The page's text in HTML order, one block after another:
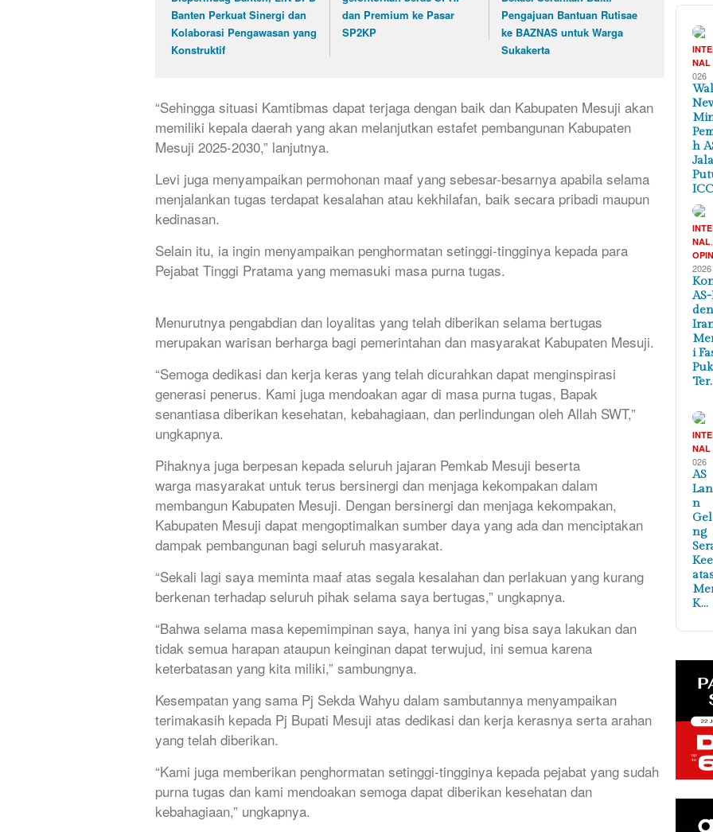
Banten Perkuat Sinergi dan
Kolaborasi Pengawasan yang
Konstruktif
dan Premium ke Pasar
SP2KP
Pengajuan Bantuan Rutisae
ke BAZNAS untuk Warga
Sukakerta
“Sehingga situasi Kamtibmas dapat terjaga dengan baik dan Kabupaten Mesuji akan
memiliki kepala daerah yang akan melanjutkan estafet pembangunan Kabupaten
Mesuji 2025-2030,” lanjutnya.
Levi juga menyampaikan permohonan maaf yang sebesar-besarnya apabila selama
menjalankan tugas terdapat kesalahan atau kekhilafan, baik secara pribadi maupun
kedinasan.
Selain itu, ia ingin menyampaikan penghormatan setinggi-tingginya kepada para
Pejabat Tinggi Pratama yang memasuki masa purna tugas.
Menurutnya pengabdian dan loyalitas yang telah diberikan selama bertugas
merupakan warisan berharga bagi pemerintahan dan masyarakat Kabupaten Mesuji.
“Semoga dedikasi dan kerja keras yang telah dicurahkan dapat menginspirasi
generasi penerus. Kami juga mendoakan agar di masa purna tugas, Bapak
senantiasa diberikan kesehatan, kebahagiaan, dan perlindungan oleh Allah SWT,”
ungkapnya.
Pihaknya juga berpesan kepada seluruh jajaran Pemkab Mesuji beserta
warga masyarakat untuk terus bersinergi dan menjaga kekompakan dalam
membangun Kabupaten Mesuji. Dengan bersinergi dan menjaga kekompakan,
Kabupaten Mesuji dapat mengoptimalkan sumber daya yang ada dan menciptakan
dampak pembangunan bagi seluruh masyarakat.
“Sekali lagi saya meminta maaf atas segala kesalahan dan perlakuan yang kurang
berkenan terhadap seluruh pihak selama saya bertugas,” ungkapnya.
“Bahwa selama masa kepemimpinan saya, hanya ini yang bisa saya lakukan dan
tidak semua harapan ataupun keinginan dapat terwujud, ini semua karena
keterbatasan yang kita miliki,” sambungnya.
Kesempatan yang sama Pj Sekda Wahyu dalam sambutannya menyampaikan
terimakasih kepada Pj Bupati Mesuji atas dedikasi dan kerja kerasnya serta arahan
yang telah diberikan.
“Kami juga memberikan penghormatan setinggi-tingginya kepada pejabat yang sudah
purna tugas dan kami mendoakan semoga dapat diberikan kesehatan dan
kebahagiaan,” ungkapnya.
NAL
026
h
NAL
2026
i
NAL
026
AS
n
ng
K…